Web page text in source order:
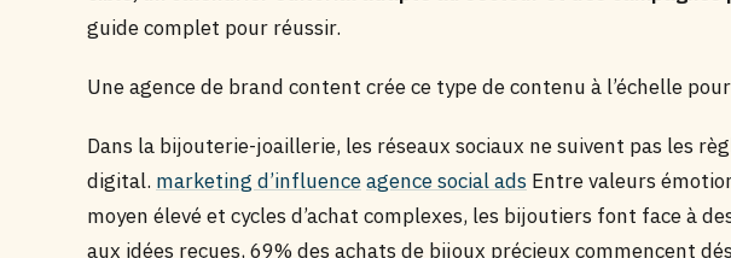
guide complet pour réussir.
Une agence de brand content crée ce type de contenu à l’échelle
Dans la bijouterie-joaillerie, les réseaux sociaux ne suivent pas les
digital. marketing d’influenceagence social ads Entre valeurs
moyen élevé et cycles d’achat complexes, les bijoutiers font face à
aux idées reçues, 69% des achats de bijoux précieux commencent